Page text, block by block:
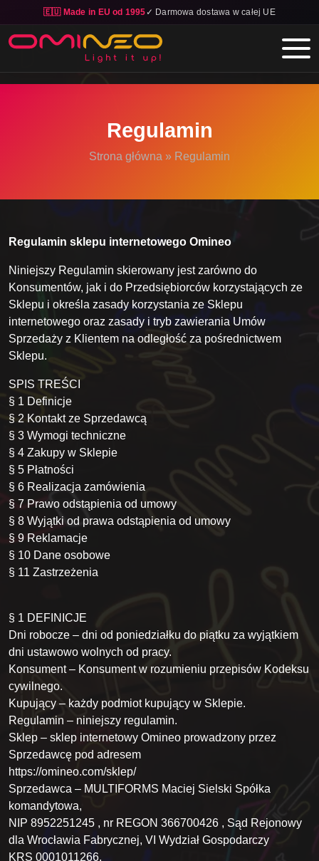
🇪🇺 Made in EU od 1995 ✓ Darmowa dostawa w całej UE
Skip to main content
Regulamin
Strona główna » Regulamin
Regulamin sklepu internetowego Omineo
Niniejszy Regulamin skierowany jest zarówno do
Konsumentów, jak i do Przedsiębiorców korzystających ze
Sklepu i określa zasady korzystania ze Sklepu
internetowego oraz zasady i tryb zawierania Umów
Sprzedaży z Klientem na odległość za pośrednictwem
Sklepu.
SPIS TREŚCI
§ 1 Definicje
§ 2 Kontakt ze Sprzedawcą
§ 3 Wymogi techniczne
§ 4 Zakupy w Sklepie
§ 5 Płatności
§ 6 Realizacja zamówienia
§ 7 Prawo odstąpienia od umowy
§ 8 Wyjątki od prawa odstąpienia od umowy
§ 9 Reklamacje
§ 10 Dane osobowe
§ 11 Zastrzeżenia
§ 1 DEFINICJE
Dni robocze – dni od poniedziałku do piątku za wyjątkiem
dni ustawowo wolnych od pracy.
Konsument – Konsument w rozumieniu przepisów Kodeksu
cywilnego.
Kupujący – każdy podmiot kupujący w Sklepie.
Regulamin – niniejszy regulamin.
Sklep – sklep internetowy Omineo prowadzony przez
Sprzedawcę pod adresem
https://omineo.com/sklep/
Sprzedawca – MULTIFORMS Maciej Sielski Spółka
komandytowa,
NIP 8952251245 , nr REGON 366700426 , Sąd Rejonowy
dla Wrocławia Fabrycznej, VI Wydział Gospodarczy
KRS 0001011266.